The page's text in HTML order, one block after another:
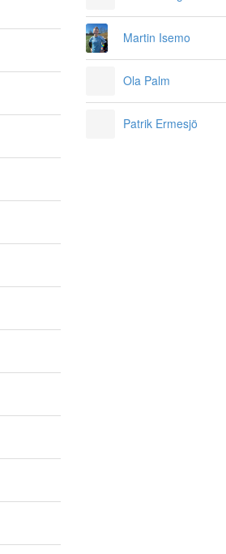
Martin Isemo
Ola Palm
Patrik Ermesjö